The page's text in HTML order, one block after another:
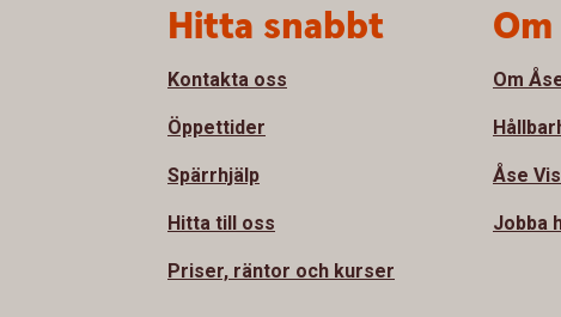
Hitta snabbt
Kontakta oss
Öppettider
Spärrhjälp
Hitta till oss
Priser, räntor och kurser
Om
Åse
Jobba